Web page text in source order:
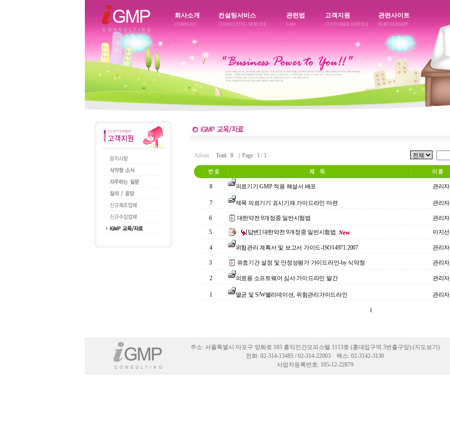
회사소개
COMPANY
컨설팅서비스
CONSULTING SERVICE
관련법
LAW
고객지원
CUSTOMER SERVICE
관련사이트
PARTNERSHIP
AdminTotal : 8 | Page : 1 / 1
8 의료기기 GMP 적용 해설서 배포 관리자
7 제목 의료기기 표시기재 가이드라인 마련 관리자
6 대한약전 9개정중 일반시험법 관리자
5 [답변] 대한약전 9개정중 일반시험법 이지선
4 위험관리 계획서 및 보고서 가이드-ISO14971:2007 관리자
3 유효기간 설정 및 안정성평가 가이드라인-by 식약청 관리자
2 의료용 소프트웨어 심사 가이드라인 발간 관리자
1 멸균 및 S/W밸리데이션, 위험관리가이드라인 관리자
1
주소: 서울특별시 마포구 양화로 183 홍익인간오피스텔 1113호 (홍대입구역 3번출구앞) (지도보기)
전화: 02-314-13485 / 02-314-22003 팩스: 02-3142-3130
사업자등록번호: 105-12-22879